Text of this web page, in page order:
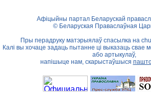
Афіцыйны партал Беларускай
© Беларуская Праваслаўная
Пры перадруку матэрыялаў спасылка на
Калі вы хочаце задаць пытанне ці выказаць свае
або артыкулаў,
напішыце нам, скарыстаўшыся